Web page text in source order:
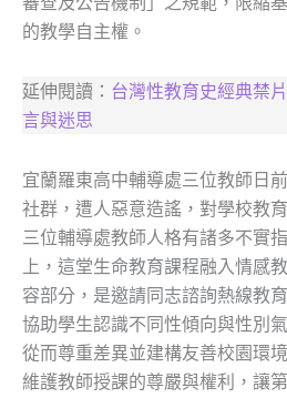
的教學自主權。
延伸閱讀： 台灣性教育史經典禁
言與迷思
宜蘭羅東高中輔導處三位教師日
社群，遭人惡意造謠，對學校教
三位輔導處教師人格有諸多不實
上，這堂生命教育課程融入情感
容部分，是邀請同志諮詢熱線教
協助學生認識不同性傾向與性別
從而尊重差異並建構友善校園環
維護教師授課的尊嚴與權利，讓